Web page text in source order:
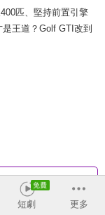
匹、堅持前置引擎
王道？Golf GTI改到
短劇 更多